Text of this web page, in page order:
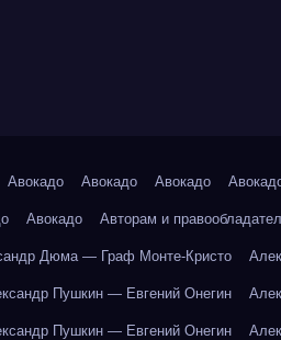
Авокадо Авокадо Авокадо
Авокадо Авторам и
Дюма — Граф Монте-Кристо
Пушкин — Евгений Онегин
Пушкин — Евгений Онегин